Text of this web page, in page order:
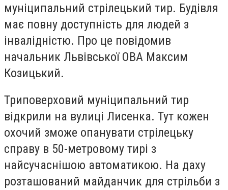
муніципальний стрілецький тир. Будівля
має повну доступність для людей з
інвалідністю. Про це повідомив
начальник Львівської ОВА Максим
Козицький.
Триповерховий муніципальний тир
відкрили на вулиці Лисенка. Тут кожен
охочий зможе опанувати стрілецьку
справу в 50-метровому тирі з
найсучаснішою автоматикою. На даху
розташований майданчик для стрільби з